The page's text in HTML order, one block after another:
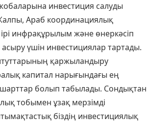
инвестиция салуды
Араб координациялық
инфрақұрылым және өнеркәсіп
үшін инвестициялар тартады.
қаржыландыру
капитал нарығындағы ең
шарттар болып табылады. Сондықтан
тобымен ұзақ мерзімді
біздің инвестициялық